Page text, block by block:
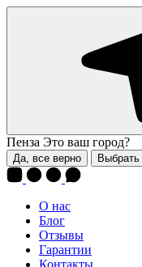
Пенза Это ваш город?
Да, все верно
О нас
Блог
Отзывы
Гарантии
Контакты